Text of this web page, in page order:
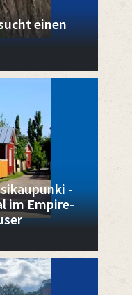
einen
-
im Empire-